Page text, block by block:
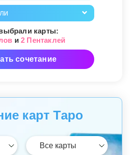
карты:
и 2 Пентаклей
сочетание
карт Таро